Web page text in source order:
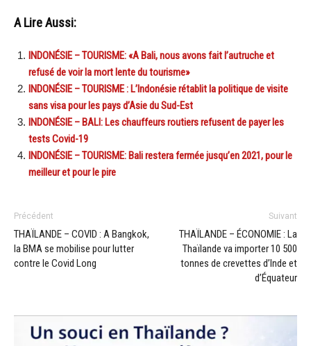
A Lire Aussi:
INDONÉSIE – TOURISME: «A Bali, nous avons fait l’autruche et
refusé de voir la mort lente du tourisme»
INDONÉSIE – TOURISME : L’Indonésie rétablit la politique de visite
sans visa pour les pays d’Asie du Sud-Est
INDONÉSIE – BALI: Les chauffeurs routiers refusent de payer les
tests Covid-19
INDONÉSIE – TOURISME: Bali restera fermée jusqu’en 2021, pour le
meilleur et pour le pire
Précédent
THAÏLANDE – COVID : A Bangkok,
la BMA se mobilise pour lutter
contre le Covid Long
Suivant
THAÏLANDE – ÉCONOMIE : La
Thaïlande va importer 10 500
tonnes de crevettes d’Inde et
d’Équateur